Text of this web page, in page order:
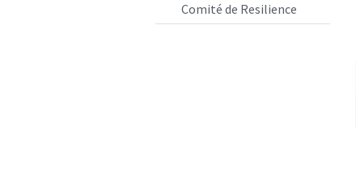
Comité de Resilience